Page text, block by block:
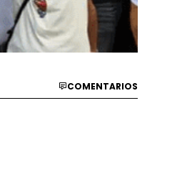
COMENTARIOS